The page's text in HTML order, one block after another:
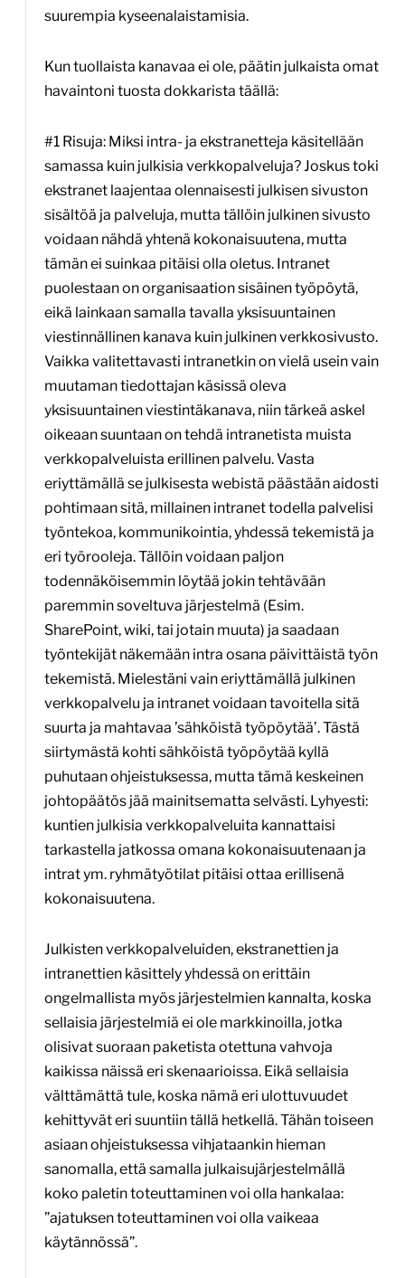
suurempia kyseenalaistamisia.
Kun tuollaista kanavaa ei ole, päätin julkaista omat
havaintoni tuosta dokkarista täällä:
#1 Risuja: Miksi intra- ja ekstranetteja käsitellään
samassa kuin julkisia verkkopalveluja? Joskus toki
ekstranet laajentaa olennaisesti julkisen sivuston
sisältöä ja palveluja, mutta tällöin julkinen sivusto
voidaan nähdä yhtenä kokonaisuutena, mutta
tämän ei suinkaa pitäisi olla oletus. Intranet
puolestaan on organisaation sisäinen työpöytä,
eikä lainkaan samalla tavalla yksisuuntainen
viestinnällinen kanava kuin julkinen verkkosivusto.
Vaikka valitettavasti intranetkin on vielä usein vain
muutaman tiedottajan käsissä oleva
yksisuuntainen viestintäkanava, niin tärkeä askel
oikeaan suuntaan on tehdä intranetista muista
verkkopalveluista erillinen palvelu. Vasta
eriyttämällä se julkisesta webistä päästään aidosti
pohtimaan sitä, millainen intranet todella palvelisi
työntekoa, kommunikointia, yhdessä tekemistä ja
eri työrooleja. Tällöin voidaan paljon
todennäköisemmin löytää jokin tehtävään
paremmin soveltuva järjestelmä (Esim.
SharePoint, wiki, tai jotain muuta) ja saadaan
työntekijät näkemään intra osana päivittäistä työn
tekemistä. Mielestäni vain eriyttämällä julkinen
verkkopalvelu ja intranet voidaan tavoitella sitä
suurta ja mahtavaa ’sähköistä työpöytää’. Tästä
siirtymästä kohti sähköistä työpöytää kyllä
puhutaan ohjeistuksessa, mutta tämä keskeinen
johtopäätös jää mainitsematta selvästi. Lyhyesti:
kuntien julkisia verkkopalveluita kannattaisi
tarkastella jatkossa omana kokonaisuutenaan ja
intrat ym. ryhmätyötilat pitäisi ottaa erillisenä
kokonaisuutena.
Julkisten verkkopalveluiden, ekstranettien ja
intranettien käsittely yhdessä on erittäin
ongelmallista myös järjestelmien kannalta, koska
sellaisia järjestelmiä ei ole markkinoilla, jotka
olisivat suoraan paketista otettuna vahvoja
kaikissa näissä eri skenaarioissa. Eikä sellaisia
välttämättä tule, koska nämä eri ulottuvuudet
kehittyvät eri suuntiin tällä hetkellä. Tähän toiseen
asiaan ohjeistuksessa vihjataankin hieman
sanomalla, että samalla julkaisujärjestelmällä
koko paletin toteuttaminen voi olla hankalaa:
”ajatuksen toteuttaminen voi olla vaikeaa
käytännössä”.